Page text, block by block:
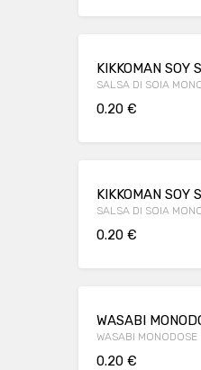
KIKKOMAN SOY
SALSA DI SOIA
0.20 €
KIKKOMAN SOY
SALSA DI SOIA
0.20 €
WASABI
WASABI MONODOSE
0.20 €